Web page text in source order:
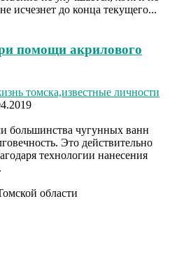
исчезнет до конца текущего...
помощи акрилового
томска,известные личности
большинства чугунных ванн
Это действительно
технологии нанесения
области